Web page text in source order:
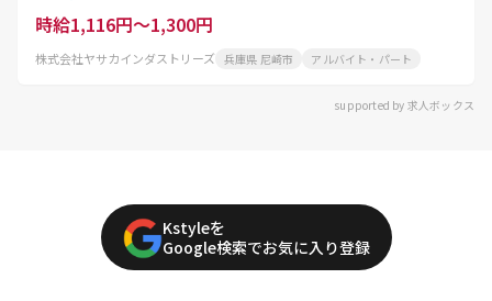
時給1,116円～1,300円
株式会社ヤサカインダストリーズ 兵庫県 尼崎市 アルバイト・パート
supported by 求人ボックス
Kstyleを
Google検索でお気に入り登録